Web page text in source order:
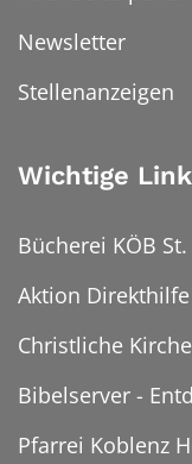
Newsletter
Stellenanzeigen
Wichtige
Bücherei KÖB
Aktion Direkthilfe
Christliche
Bibelserver -
Pfarrei Koblenz